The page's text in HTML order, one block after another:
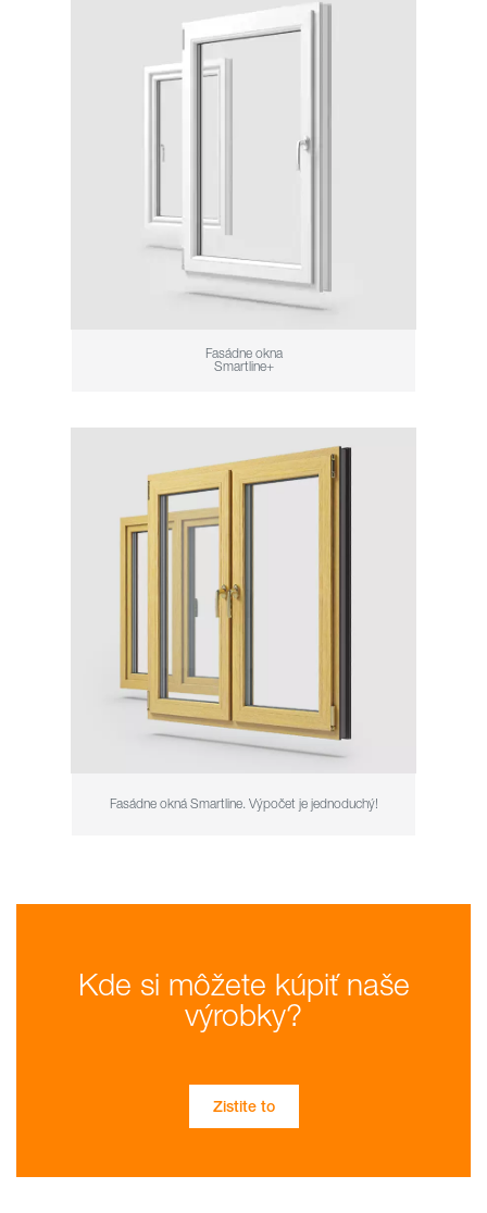
Fasádne okna
Smartline+
Fasádne okná Smartline. Výpočet je jednoduchý!
Kde si môžete kúpiť naše
výrobky?
Zistite to